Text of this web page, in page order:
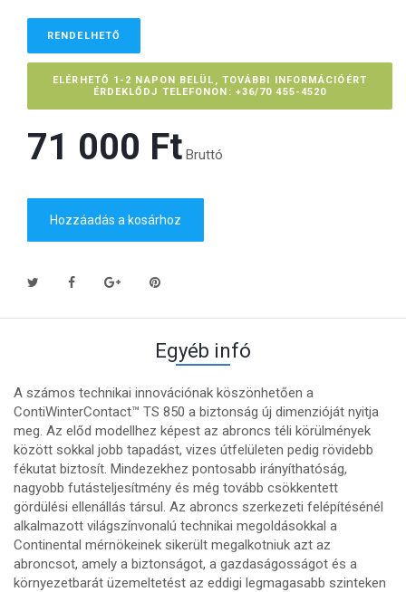
RENDELHETŐ
ELÉRHETŐ 1-2 NAPON BELÜL, TOVÁBBI INFORMÁCIÓÉRT
ÉRDEKLŐDJ TELEFONON: +36/70 455-4520
71 000 Ft‎ Bruttó
Hozzáadás a kosárhoz
Egyéb infó
A számos technikai innovációnak köszönhetően a
ContiWinterContact™ TS 850 a biztonság új dimenzióját nyitja
meg. Az előd modellhez képest az abroncs téli körülmények
között sokkal jobb tapadást, vizes útfelületen pedig rövidebb
fékutat biztosít. Mindezekhez pontosabb irányíthatóság,
nagyobb futásteljesítmény és még tovább csökkentett
gördülési ellenállás társul. Az abroncs szerkezeti felépítésénél
alkalmazott világszínvonalú technikai megoldásokkal a
Continental mérnökeinek sikerült megalkotniuk azt az
abroncsot, amely a biztonságot, a gazdaságosságot és a
környezetbarát üzemeltetést az eddigi legmagasabb szinteken